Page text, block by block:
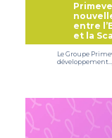
entre
et la
Le Groupe
développement…